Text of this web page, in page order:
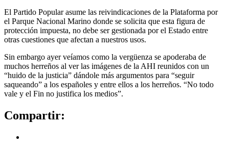
El Partido Popular asume las reivindicaciones de la Plataforma por
el Parque Nacional Marino donde se solicita que esta figura de
protección impuesta, no debe ser gestionada por el Estado entre
otras cuestiones que afectan a nuestros usos.
Sin embargo ayer veíamos como la vergüenza se apoderaba de
muchos herreños al ver las imágenes de la AHI reunidos con un
“huido de la justicia” dándole más argumentos para “seguir
saqueando” a los españoles y entre ellos a los herreños. “No todo
vale y el Fin no justifica los medios”.
Compartir: